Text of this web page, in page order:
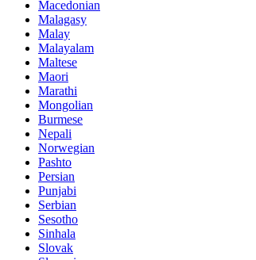
Macedonian
Malagasy
Malay
Malayalam
Maltese
Maori
Marathi
Mongolian
Burmese
Nepali
Norwegian
Pashto
Persian
Punjabi
Serbian
Sesotho
Sinhala
Slovak